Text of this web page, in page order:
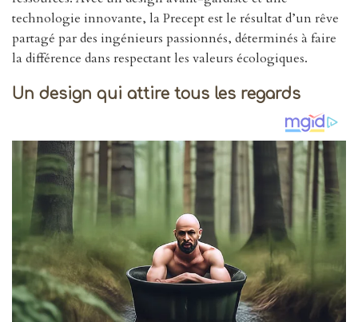
technologie innovante, la Precept est le résultat d’un rêve
partagé par des ingénieurs passionnés, déterminés à faire
la différence dans respectant les valeurs écologiques.
Un design qui attire tous les regards